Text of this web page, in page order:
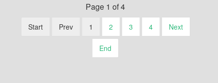
Page 1 of 4
Start Prev 1 2 3 4 Next
End